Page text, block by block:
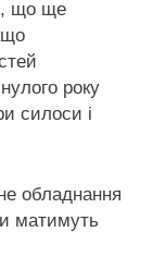
що ще
року
силоси і
обладнання
матимуть